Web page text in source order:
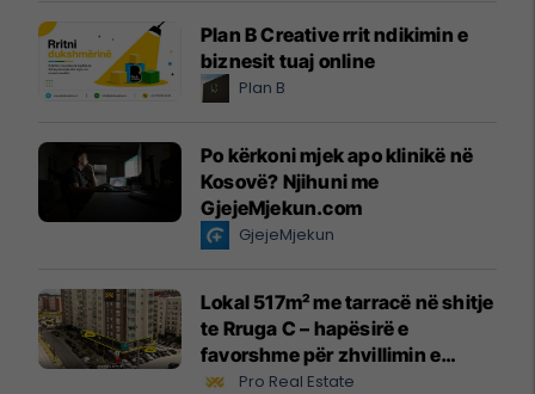
Plan B Creative rrit ndikimin e
biznesit tuaj online
Plan B
Po kërkoni mjek apo klinikë në
Kosovë? Njihuni me
GjejeMjekun.com
GjejeMjekun
Lokal 517m² me tarracë në shitje
te Rruga C – hapësirë e
favorshme për zhvillimin e
biznesit #15796
Pro Real Estate